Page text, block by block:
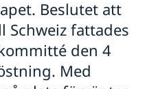
Beslutet att
fattades
den 4
Med